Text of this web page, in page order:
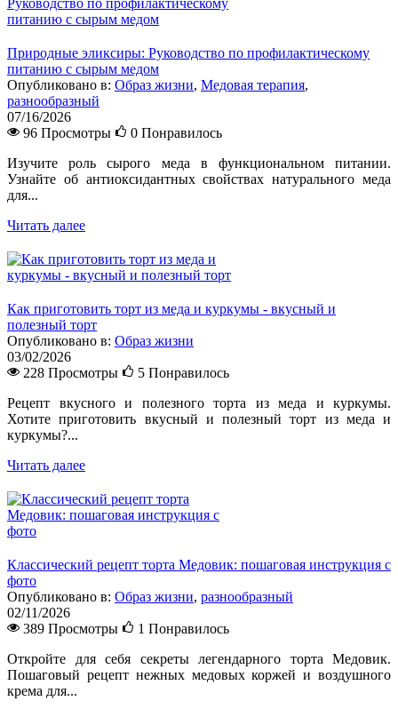
Природные эликсиры: Руководство по профилактическому
питанию с сырым медом
Опубликовано в: Образ жизни, Медовая терапия,
разнообразный
07/16/2026
96 Просмотры
0 Понравилось
Изучите роль сырого меда в функциональном питании.
Узнайте об антиоксидантных свойствах натурального меда
для...
Читать далее
Как приготовить торт из меда и куркумы - вкусный и
полезный торт
Опубликовано в: Образ жизни
03/02/2026
228 Просмотры
5 Понравилось
Рецепт вкусного и полезного торта из меда и куркумы.
Хотите приготовить вкусный и полезный торт из меда и
куркумы?...
Читать далее
Классический рецепт торта Медовик: пошаговая инструкция с
фото
Опубликовано в: Образ жизни, разнообразный
02/11/2026
389 Просмотры
1 Понравилось
Откройте для себя секреты легендарного торта Медовик.
Пошаговый рецепт нежных медовых коржей и воздушного
крема для...